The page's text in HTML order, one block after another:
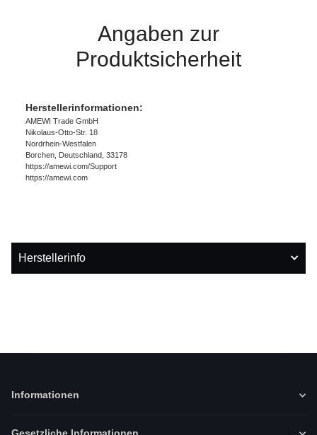
Angaben zur
Produktsicherheit
Herstellerinformationen:
AMEWI Trade GmbH
Nikolaus-Otto-Str. 18
Nordrhein-Westfalen
Borchen, Deutschland, 33178
https://amewi.com/Support
https://amewi.com
Herstellerinfo
Informationen